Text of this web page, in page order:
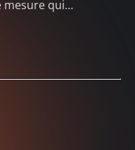
mesure qui…